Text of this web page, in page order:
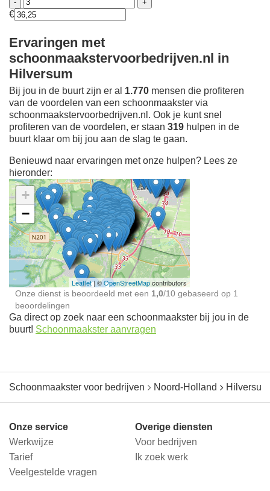
€
Ervaringen met
schoonmaakstervoorbedrijven.nl in
Hilversum
Bij jou in de buurt zijn er al 1.770 mensen die profiteren
van de voordelen van een schoonmaakster via
schoonmaakstervoorbedrijven.nl. Ook je kunt snel
profiteren van de voordelen, er staan 319 hulpen in de
buurt klaar om bij jou aan de slag te gaan.
Benieuwd naar ervaringen met onze hulpen? Lees ze
hieronder:
Ontdek meer ervaringen
Schoonmaakster bij
jou in de buurt
+
−
Leaflet| ©OpenStreetMapcontributors
Onze dienst is beoordeeld met een 1,0/10 gebaseerd op 1
beoordelingen
Ga direct op zoek naar een schoonmaakster bij jou in de
buurt! Schoonmaakster aanvragen
Schoonmaakster voor bedrijven Noord-Holland Hilversum
Onze service
Werkwijze
Tarief
Veelgestelde vragen
Overige diensten
Voor bedrijven
Ik zoek werk